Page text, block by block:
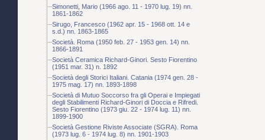
Simonetti, Mario (1966 ago. 11 - 1970 lug. 19) nn.
1861-1862
Sirugo, Francesco (1962 apr. 15 - 1968 ott. 14 e
s.d.) nn. 1863-1865
Società. Roma (1950 feb. 27 - 1953 gen. 14) nn.
1866-1891
Società Ceramica Richard-Ginori. Sesto Fiorentino
(1951 mar. 31) n. 1892
Società degli Storici Italiani. Catania (1974 gen. 28 -
1975 mag. 17) nn. 1893-1898
Società di Mutuo Soccorso fra gli Operai e Impiegati
degli Stabilimenti Richard-Ginori di Doccia e Rifredi.
Sesto Fiorentino (1973 giu. 22 - 1974 lug. 11) nn.
1899-1900
Società Gestione Riviste Associate (SGRA). Roma
(1973 lug. 6 - 1974 lug. 8) nn. 1901-1903